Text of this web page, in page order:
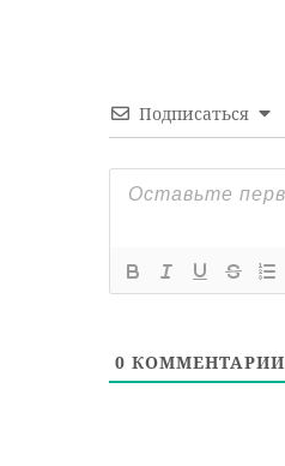
Подписаться
0 КОММЕНТАРИИ